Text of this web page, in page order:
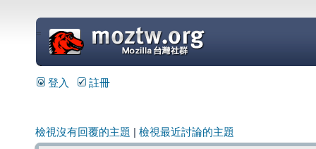
=
登入 註冊
檢視沒有回覆的主題 檢視最近討論的主題